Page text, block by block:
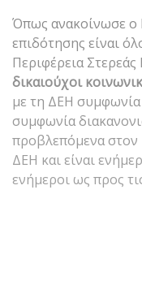
Όπως ανακοίνωσε ο
επιδότησης είναι
Περιφέρεια Στερεάς
δικαιούχοι
με τη ΔΕΗ συμφωνία
συμφωνία
προβλεπόμενα στον
ΔΕΗ και είναι
ενήμεροι ως προς